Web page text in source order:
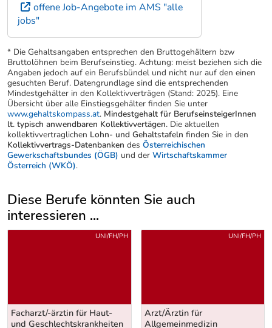
offene Job-Angebote im AMS "alle
jobs"
* Die Gehaltsangaben entsprechen den Bruttogehältern bzw
Bruttolöhnen beim Berufseinstieg. Achtung: meist beziehen sich die
Angaben jedoch auf ein Berufsbündel und nicht nur auf den einen
gesuchten Beruf. Datengrundlage sind die entsprechenden
Mindestgehälter in den Kollektivverträgen (Stand: 2025). Eine
Übersicht über alle Einstiegsgehälter finden Sie unter
www.gehaltskompass.at. Mindestgehalt für BerufseinsteigerInnen
lt. typisch anwendbaren Kollektivvertägen. Die aktuellen
kollektivvertraglichen Lohn- und Gehaltstafeln finden Sie in den
Kollektivvertrags-Datenbanken des Österreichischen
Gewerkschaftsbundes (ÖGB) und der Wirtschaftskammer
Österreich (WKÖ).
Diese Berufe könnten Sie auch
interessieren ...
Uber weitere Berufsvorschläge
Facharzt/-ärztin für Haut-
und Geschlechtskrankheiten
UNI/FH/PH
Arzt/Ärztin für
Allgemeinmedizin
UNI/FH/PH